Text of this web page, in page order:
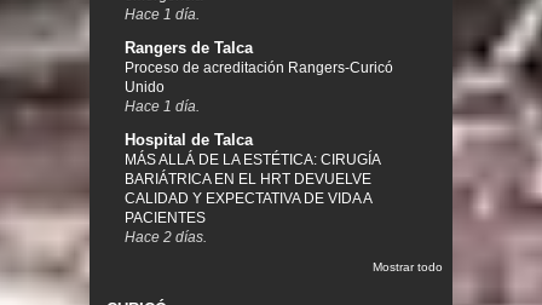
Hace 1 día.
Rangers de Talca
Proceso de acreditación Rangers-Curicó
Unido
Hace 1 día.
Hospital de Talca
MÁS ALLÁ DE LA ESTÉTICA: CIRUGÍA
BARIÁTRICA EN EL HRT DEVUELVE
CALIDAD Y EXPECTATIVA DE VIDA A
PACIENTES
Hace 2 días.
Mostrar todo